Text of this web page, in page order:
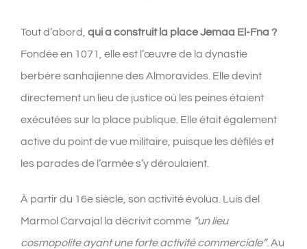
Tout d’abord, qui a construit la place Jemaa El-Fna ?
Fondée en 1071, elle est l’œuvre de la dynastie
berbère sanhajienne des Almoravides. Elle devint
directement un lieu de justice où les peines étaient
exécutées sur la place publique. Elle était également
active du point de vue militaire, puisque les défilés et
les parades de l’armée s’y déroulaient.
À partir du 16e siècle, son activité évolua. Luis del
Marmol Carvajal la décrivit comme “un lieu
cosmopolite ayant une forte activité commerciale”. Au